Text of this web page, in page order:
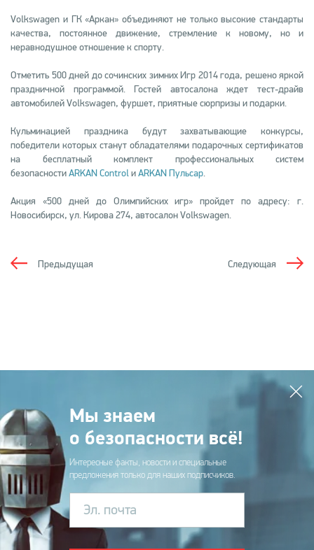
Volkswagen и ГК «Аркан» объединяют не только высокие стандарты
качества, постоянное движение, стремление к новому, но и
неравнодушное отношение к спорту.
Отметить 500 дней до сочинских зимних Игр 2014 года, решено яркой
праздничной программой. Гостей автосалона ждет тест-драйв
автомобилей Volkswagen, фуршет, приятные сюрпризы и подарки.
Кульминацией праздника будут захватывающие конкурсы,
победители которых станут обладателями подарочных сертификатов
на бесплатный комплект профессиональных систем
безопасностиARKAN ControlиARKAN Пульсар.
Акция «500 дней до Олимпийских игр» пройдет по адресу: г.
Новосибирск, ул. Кирова 274, автосалон Volkswagen.
Следующая
Предыдущая
Мы знаем
о безопасности всё!
Интересные факты, новости и специальные
предложения только для наших подписчиков.
Эл. почта